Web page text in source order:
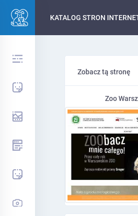
KATALOG STRON
Zobacz tą stronę
Zoo